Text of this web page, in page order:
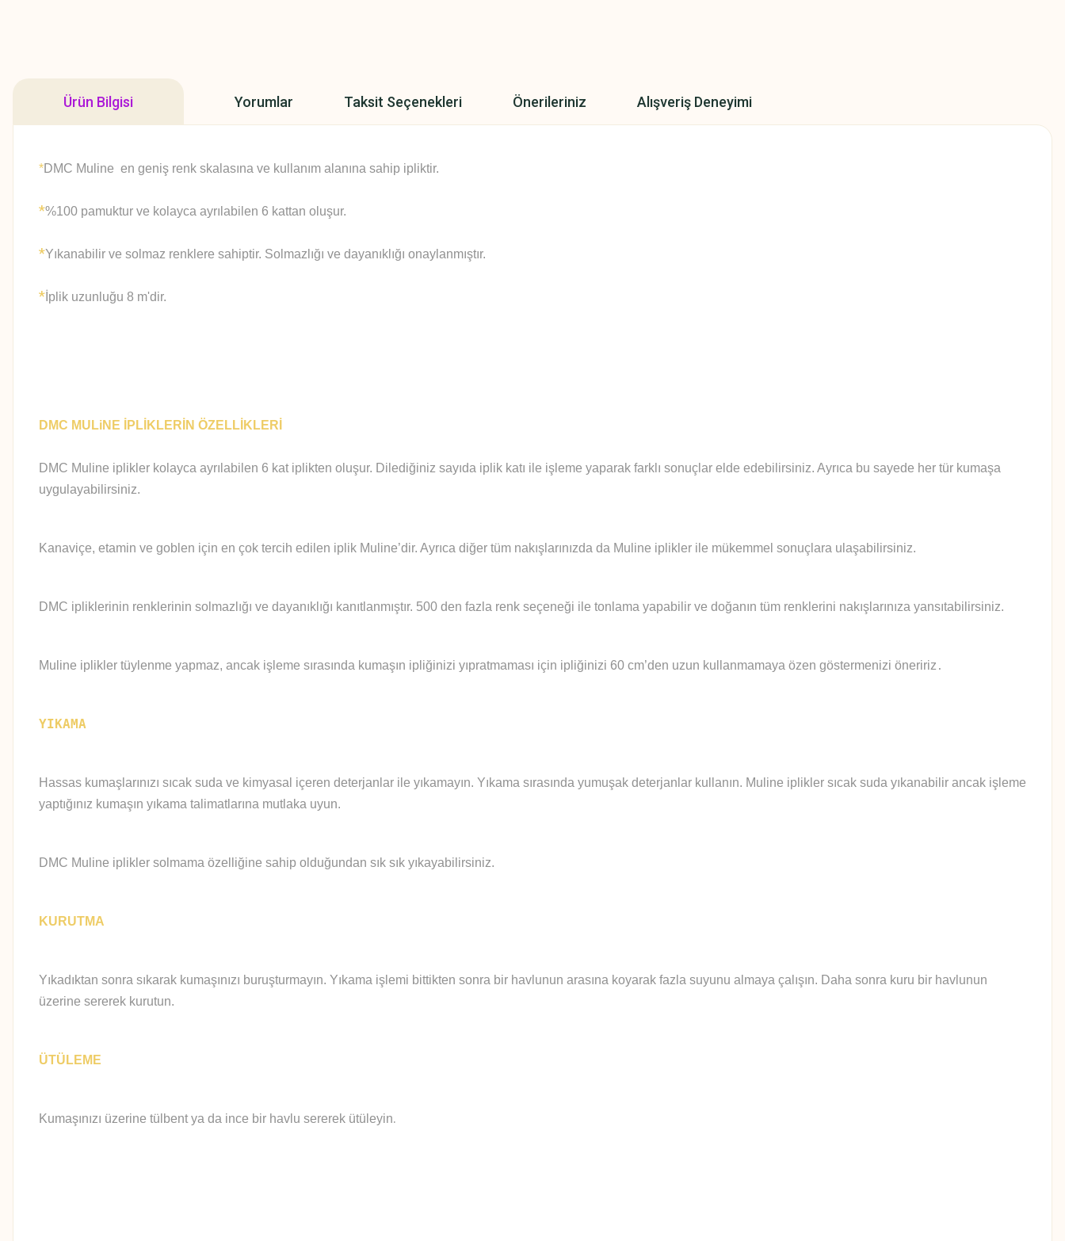
Ürün Bilgisi Yorumlar Taksit Seçenekleri Önerileriniz Alışveriş Deneyimi
*DMC Muline en geniş renk skalasına ve kullanım alanına sahip ipliktir.
*%100 pamuktur ve kolayca ayrılabilen 6 kattan oluşur.
*Yıkanabilir ve solmaz renklere sahiptir. Solmazlığı ve dayanıklığı onaylanmıştır.
* İplik uzunluğu 8 m'dir.
DMC MULiNE İPLİKLERİN ÖZELLİKLERİ
DMC Muline iplikler kolayca ayrılabilen 6 kat iplikten oluşur. Dilediğiniz sayıda iplik katı ile işleme yaparak farklı sonuçlar elde edebilirsiniz. Ayrıca bu sayede her tür kumaşa
uygulayabilirsiniz.
Kanaviçe, etamin ve goblen için en çok tercih edilen iplik Muline’dir. Ayrıca diğer tüm nakışlarınızda da Muline iplikler ile mükemmel sonuçlara ulaşabilirsiniz.
DMC ipliklerinin renklerinin solmazlığı ve dayanıklığı kanıtlanmıştır. 500 den fazla renk seçeneği ile tonlama yapabilir ve doğanın tüm renklerini nakışlarınıza yansıtabilirsiniz.
Muline iplikler tüylenme yapmaz, ancak işleme sırasında kumaşın ipliğinizi yıpratmaması için ipliğinizi 60 cm’den uzun kullanmamaya özen göstermenizi öneririz .
YIKAMA
Hassas kumaşlarınızı sıcak suda ve kimyasal içeren deterjanlar ile yıkamayın. Yıkama sırasında yumuşak deterjanlar kullanın. Muline iplikler sıcak suda yıkanabilir ancak işleme
yaptığınız kumaşın yıkama talimatlarına mutlaka uyun.
DMC Muline iplikler solmama özelliğine sahip olduğundan sık sık yıkayabilirsiniz.
KURUTMA
Yıkadıktan sonra sıkarak kumaşınızı buruşturmayın. Yıkama işlemi bittikten sonra bir havlunun arasına koyarak fazla suyunu almaya çalışın. Daha sonra kuru bir havlunun
üzerine sererek kurutun.
ÜTÜLEME
Kumaşınızı üzerine tülbent ya da ince bir havlu sererek ütüleyin.